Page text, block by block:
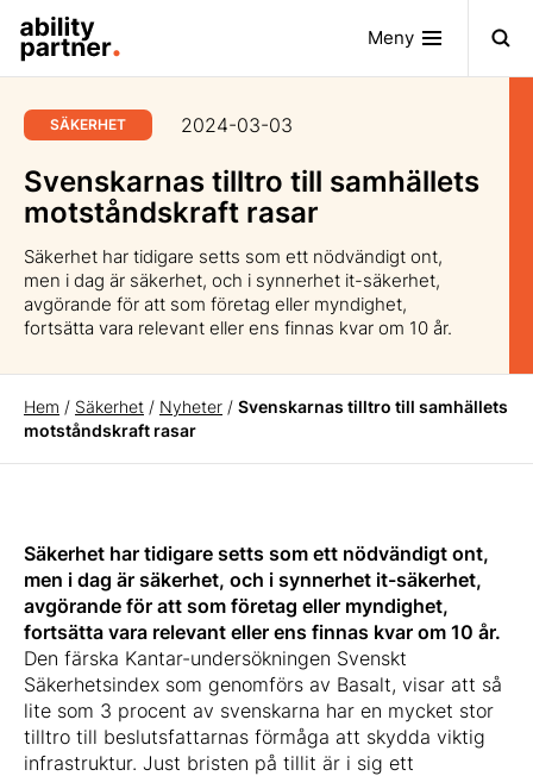
Meny
SÄKERHET 2024-03-03
Svenskarnas tilltro till samhällets
motståndskraft rasar
Säkerhet har tidigare setts som ett nödvändigt ont,
men i dag är säkerhet, och i synnerhet it-säkerhet,
avgörande för att som företag eller myndighet,
fortsätta vara relevant eller ens finnas kvar om 10 år.
Hem / Säkerhet / Nyheter / Svenskarnas tilltro till samhällets
motståndskraft rasar
Säkerhet har tidigare setts som ett nödvändigt ont,
men i dag är säkerhet, och i synnerhet it-säkerhet,
avgörande för att som företag eller myndighet,
fortsätta vara relevant eller ens finnas kvar om 10 år.
Den färska Kantar-undersökningen Svenskt
Säkerhetsindex som genomförs av Basalt, visar att så
lite som 3 procent av svenskarna har en mycket stor
tilltro till beslutsfattarnas förmåga att skydda viktig
infrastruktur. Just bristen på tillit är i sig ett